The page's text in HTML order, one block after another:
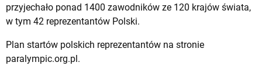
przyjechało ponad 1400 zawodników ze 120 krajów świata,
w tym 42 reprezentantów Polski.
Plan startów polskich reprezentantów na stronie
paralympic.org.pl.